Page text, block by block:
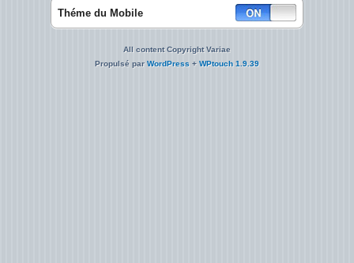
Théme du Mobile
All content Copyright Variae
Propulsé parWordPress + WPtouch 1.9.39